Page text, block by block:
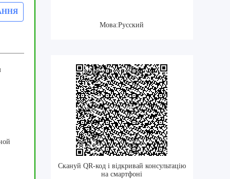
Мова:Русский
Скануй QR-код і відкривай консультацію
на смартфоні